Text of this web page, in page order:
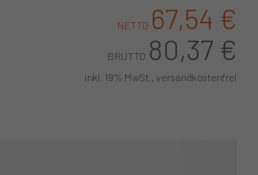
NETTO 67,54 €
BRUTTO 80,37 €
inkl. 19% MwSt., versandkostenfrei